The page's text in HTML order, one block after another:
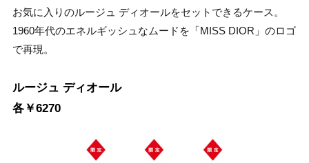
お気に入りのルージュ ディオールをセットできるケース。
1960年代のエネルギッシュなムードを「MISS DIOR」のロゴ
で再現。
ルージュ ディオール
各￥6270